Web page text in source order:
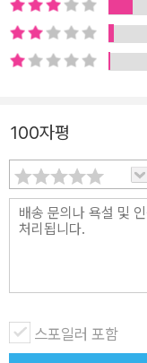
100자평
스포일러 포함